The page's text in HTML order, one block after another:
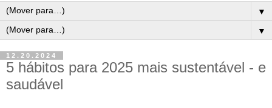
▼
▼
12.20.2024
5 hábitos para 2025 mais sustentável - e
saudável